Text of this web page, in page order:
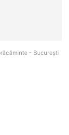
- Bucureşti